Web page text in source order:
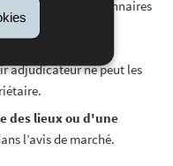
aux soumissionnaires
Les calculs
la propriété
adjudicateur ne peut les
des lieux ou d'une
l’avis de marché.